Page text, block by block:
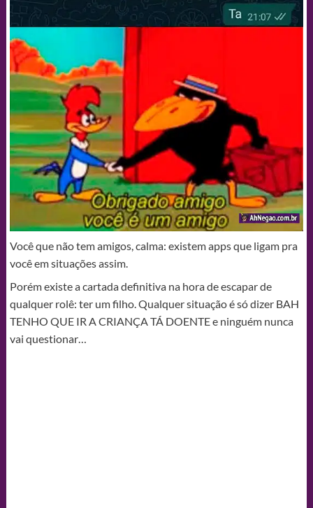
Você que não tem amigos, calma: existem apps que ligam pra
você em situações assim.
Porém existe a cartada definitiva na hora de escapar de
qualquer rolê: ter um filho. Qualquer situação é só dizer BAH
TENHO QUE IR A CRIANÇA TÁ DOENTE e ninguém nunca
vai questionar…